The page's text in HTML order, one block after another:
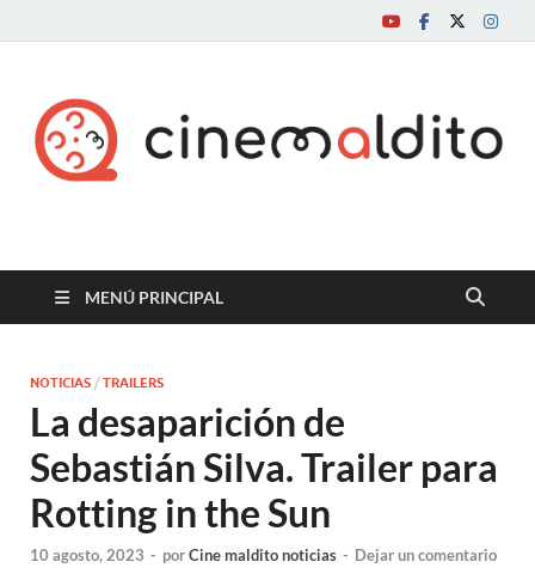
Cine maldito
MENÚ PRINCIPAL
NOTICIAS / TRAILERS
La desaparición de
Sebastián Silva. Trailer para
Rotting in the Sun
10 agosto, 2023 - porCine maldito noticias - Dejar un comentario